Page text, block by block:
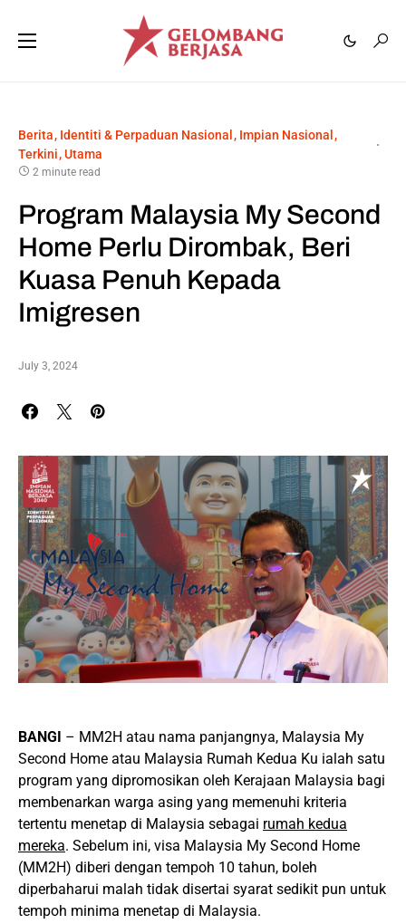
Berita Identiti & Perpaduan Nasional
Impian Nasional
Terkini Utama
2 minute read
Program Malaysia My Second
Home Perlu Dirombak, Beri
Kuasa Penuh Kepada
Imigresen
July 3, 2024
BANGI – MM2H atau nama panjangnya, Malaysia My
Second Home atau Malaysia Rumah Kedua Ku ialah satu
program yang dipromosikan oleh Kerajaan Malaysia bagi
membenarkan warga asing yang memenuhi kriteria
tertentu menetap di Malaysia sebagai rumah kedua
mereka. Sebelum ini, visa Malaysia My Second Home
(MM2H) diberi dengan tempoh 10 tahun, boleh
diperbaharui malah tidak disertai syarat sedikit pun untuk
tempoh minima menetap di Malaysia.